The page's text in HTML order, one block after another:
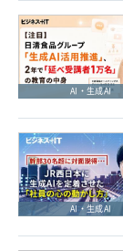
AI・生成AI
AI・生成AI